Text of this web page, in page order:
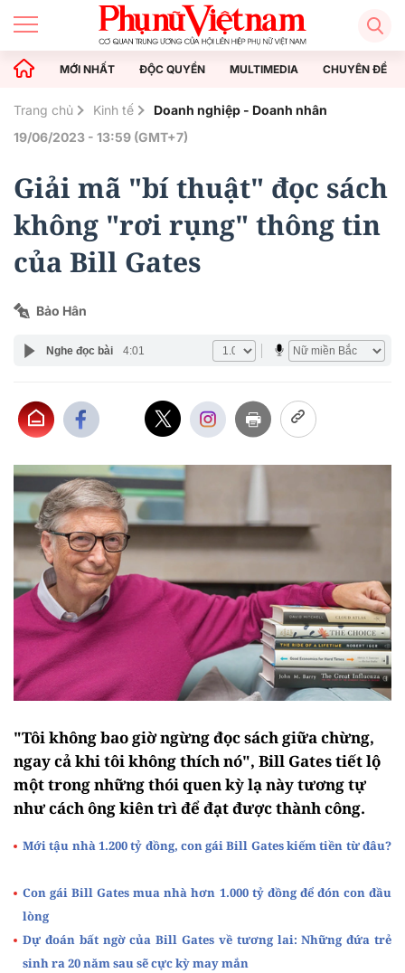
MỚI NHẤT ĐỘC QUYỀN MULTIMEDIA CHUYÊN ĐỀ
Trang chủ Kinh tế
Doanh nghiệp - Doanh nhân
19/06/2023 - 13:59 (GMT+7)
Giải mã "bí thuật" đọc sách
không "rơi rụng" thông tin
của Bill Gates
Bảo Hân
Nghe đọc bài 4:01
"Tôi không bao giờ ngừng đọc sách giữa chừng,
ngay cả khi tôi không thích nó", Bill Gates tiết lộ
một trong những thói quen kỳ lạ này tương tự
như cách ông kiên trì để đạt được thành công.
Con gái Bill Gates mua nhà hơn 1.000 tỷ đồng để đón con đầu
lòng
Dự đoán bất ngờ của Bill Gates về tương lai: Những đứa trẻ
sinh ra 20 năm sau sẽ cực kỳ may mắn